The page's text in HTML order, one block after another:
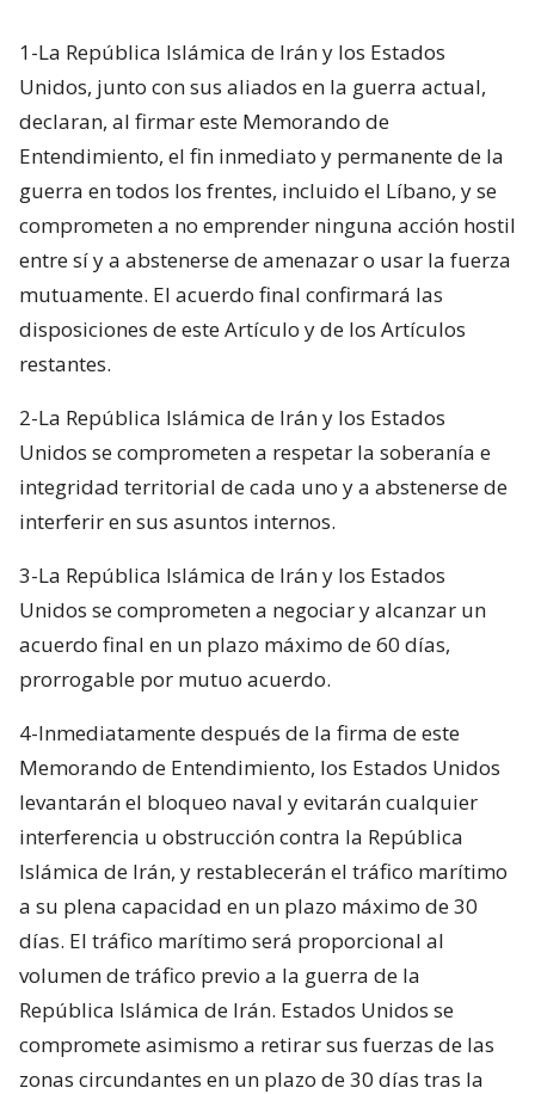
1-La República Islámica de Irán y los Estados
Unidos, junto con sus aliados en la guerra actual,
declaran, al firmar este Memorando de
Entendimiento, el fin inmediato y permanente de la
guerra en todos los frentes, incluido el Líbano, y se
comprometen a no emprender ninguna acción hostil
entre sí y a abstenerse de amenazar o usar la fuerza
mutuamente. El acuerdo final confirmará las
disposiciones de este Artículo y de los Artículos
restantes.
2-La República Islámica de Irán y los Estados
Unidos se comprometen a respetar la soberanía e
integridad territorial de cada uno y a abstenerse de
interferir en sus asuntos internos.
3-La República Islámica de Irán y los Estados
Unidos se comprometen a negociar y alcanzar un
acuerdo final en un plazo máximo de 60 días,
prorrogable por mutuo acuerdo.
4-Inmediatamente después de la firma de este
Memorando de Entendimiento, los Estados Unidos
levantarán el bloqueo naval y evitarán cualquier
interferencia u obstrucción contra la República
Islámica de Irán, y restablecerán el tráfico marítimo
a su plena capacidad en un plazo máximo de 30
días. El tráfico marítimo será proporcional al
volumen de tráfico previo a la guerra de la
República Islámica de Irán. Estados Unidos se
compromete asimismo a retirar sus fuerzas de las
zonas circundantes en un plazo de 30 días tras la